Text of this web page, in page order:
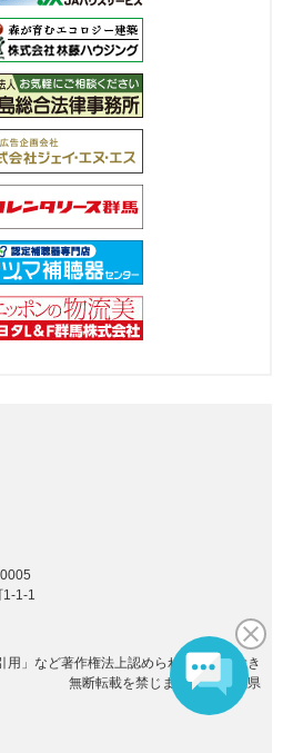
1-1-1
用」など著作権法上認められた場合を除き
無断転載を禁じます。(C)群馬県